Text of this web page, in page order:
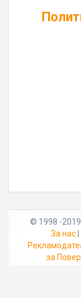
© 1998 -
За нас|
за